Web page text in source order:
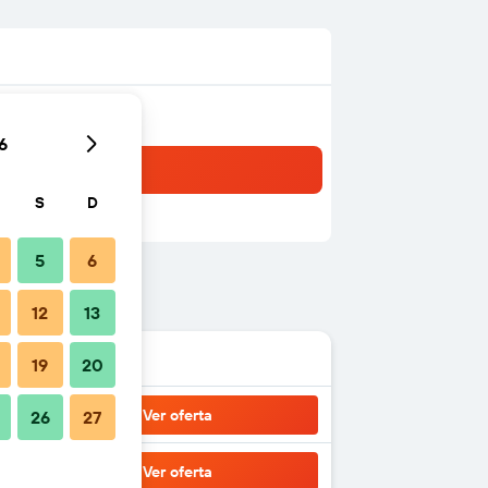
Ver oferta
Ver oferta
S D
5 6
12 13
19 20
26 27